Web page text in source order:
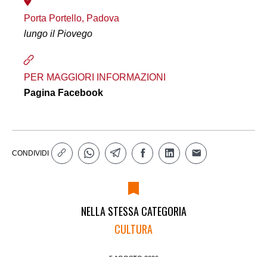
Porta Portello, Padova
lungo il Piovego
PER MAGGIORI INFORMAZIONI
Pagina Facebook
CONDIVIDI
NELLA STESSA CATEGORIA
CULTURA